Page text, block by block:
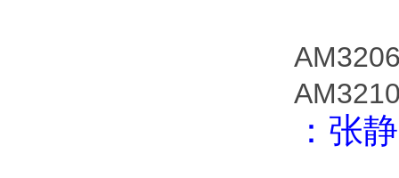
：张静